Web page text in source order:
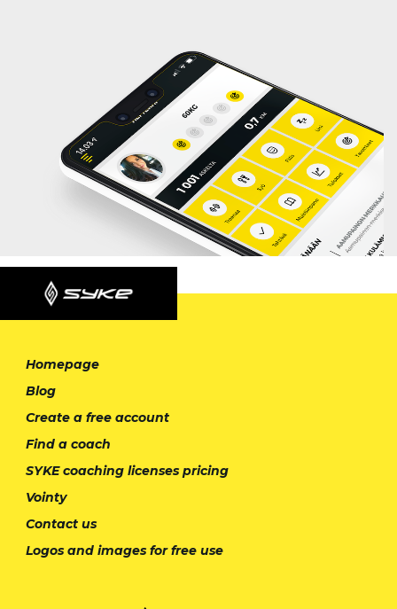
Homepage
Blog
Create a free account
Find a coach
SYKE coaching licenses pricing
Vointy
Contact us
Logos and images for free use